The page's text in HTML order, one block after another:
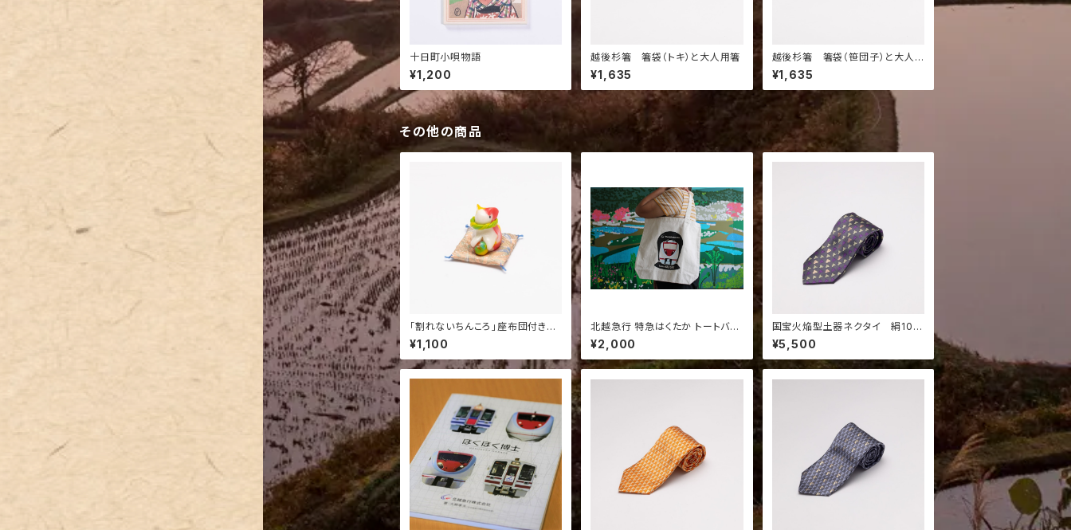
十日町小唄物語
¥1,200
越後杉箸 箸袋（トキ）と大人用箸
¥1,635
越後杉箸 箸袋（笹団子）と大人
用箸
¥1,635
その他の商品
「割れないちんころ」座布団付き置
物（ねこ１個）
¥1,100
北越急行 特急はくたか トートバッ
グ｜北越急行 雪国を走るローカル
鉄道グッズ
¥2,000
国宝火焔型土器ネクタイ 絹10
0％ 212Ｆ
¥5,500